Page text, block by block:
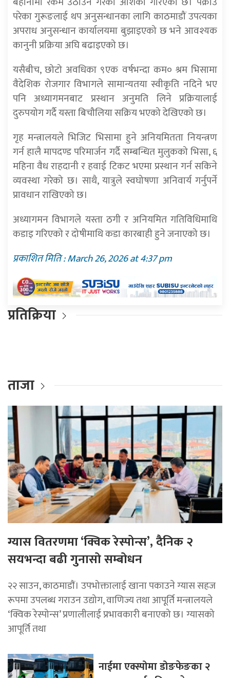
परेका गुरूङलाई थप अनुसन्धानका लागि काठमाडौं उपत्यका
अपराध अनुसन्धान कार्यालयमा बुझाइएको छ भने आवश्यक
कानुनी प्रक्रिया अघि बढाइएको छ।
यसैबीच, छोटो अवधिका ९एक वर्षभन्दा कम० श्रम भिसामा
वैदेशिक रोजगार विभागले सामान्यतया स्वीकृति नदिने भए
पनि अध्यागमनबाट प्रस्थान अनुमति लिने प्रक्रियालाई
दुरुपयोग गर्दै यस्ता बिचौलिया सक्रिय भएको देखिएको छ।
गृह मन्त्रालयले भिजिट भिसामा हुने अनियमितता नियन्त्रण
गर्न हालै मापदण्ड परिमार्जन गर्दै सम्बन्धित मुलुकको भिसा, ६
महिना वैध राहदानी र हवाई टिकट भएमा प्रस्थान गर्न सकिने
व्यवस्था गरेको छ। साथै, यात्रुले स्वघोषणा अनिवार्य गर्नुपर्ने
प्रावधान राखिएको छ।
अध्यागमन विभागले यस्ता ठगी र अनियमित गतिविधिमाथि
कडाइ गरिएको र दोषीमाथि कडा कारबाही हुने जनाएको छ।
प्रकाशित मिति : March 26, 2026 at 4:37 pm
प्रतिक्रिया
ताजा
ग्यास वितरणमा ‘क्विक रेस्पोन्स’, दैनिक २
सयभन्दा बढी गुनासो सम्बोधन
२२ साउन, काठमाडाैं। उपभोक्तालाई खाना पकाउने ग्यास सहज
रूपमा उपलब्ध गराउन उद्योग, वाणिज्य तथा आपूर्ति मन्त्रालयले
‘क्विक रेस्पोन्स’ प्रणालीलाई प्रभावकारी बनाएको छ। ग्यासको
आपूर्ति तथा
नाईमा एक्स्पोमा डोङफेङका २